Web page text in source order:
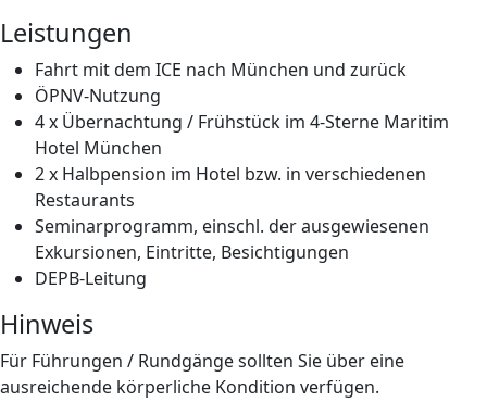
Leistungen
Fahrt mit dem ICE nach München und zurück
ÖPNV-Nutzung
4 x Übernachtung / Frühstück im 4-Sterne Maritim
Hotel München
2 x Halbpension im Hotel bzw. in verschiedenen
Restaurants
Seminarprogramm, einschl. der ausgewiesenen
Exkursionen, Eintritte, Besichtigungen
DEPB-Leitung
Hinweis
Für Führungen / Rundgänge sollten Sie über eine
ausreichende körperliche Kondition verfügen.